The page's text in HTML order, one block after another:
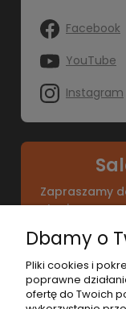
Facebook
YouTube
Instagram
Zapraszamy
Warszawa, ul.
Dbamy o
Pliki cookies i
poprawne
ofertę do Twoich